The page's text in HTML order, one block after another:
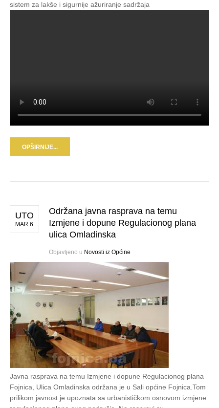
sistem za lakše i sigurnije ažuriranje sadržaja
OPŠIRNIJE...
UTO
MAR 6
Održana javna rasprava na temu
Izmjene i dopune Regulacionog plana
ulica Omladinska
Objavljeno u Novosti iz Općine
Javna rasprava na temu Izmjene i dopune Regulacionog plana
Fojnica, Ulica Omladinska održana je u Sali općine Fojnica.Tom
prilikom javnost je upoznata sa urbanističkom osnovom izmjene